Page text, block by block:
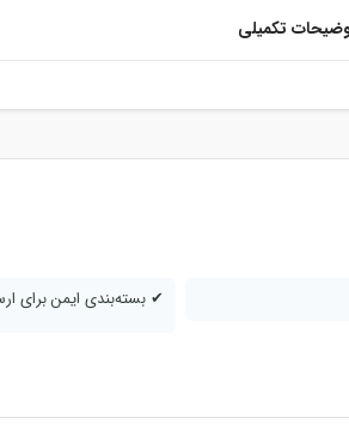
آدرس و مشخصات تماس خود را وارد کنید.
آماده‌سازی و ارسال می‌شوند.
تکمیلی
✔ بسته‌بندی ایمن برای